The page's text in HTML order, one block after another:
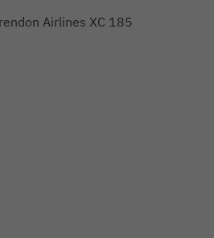
Airlines XC 185